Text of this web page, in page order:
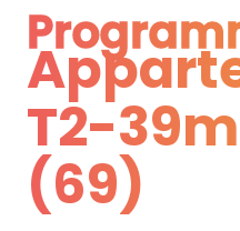
T2-
(69)